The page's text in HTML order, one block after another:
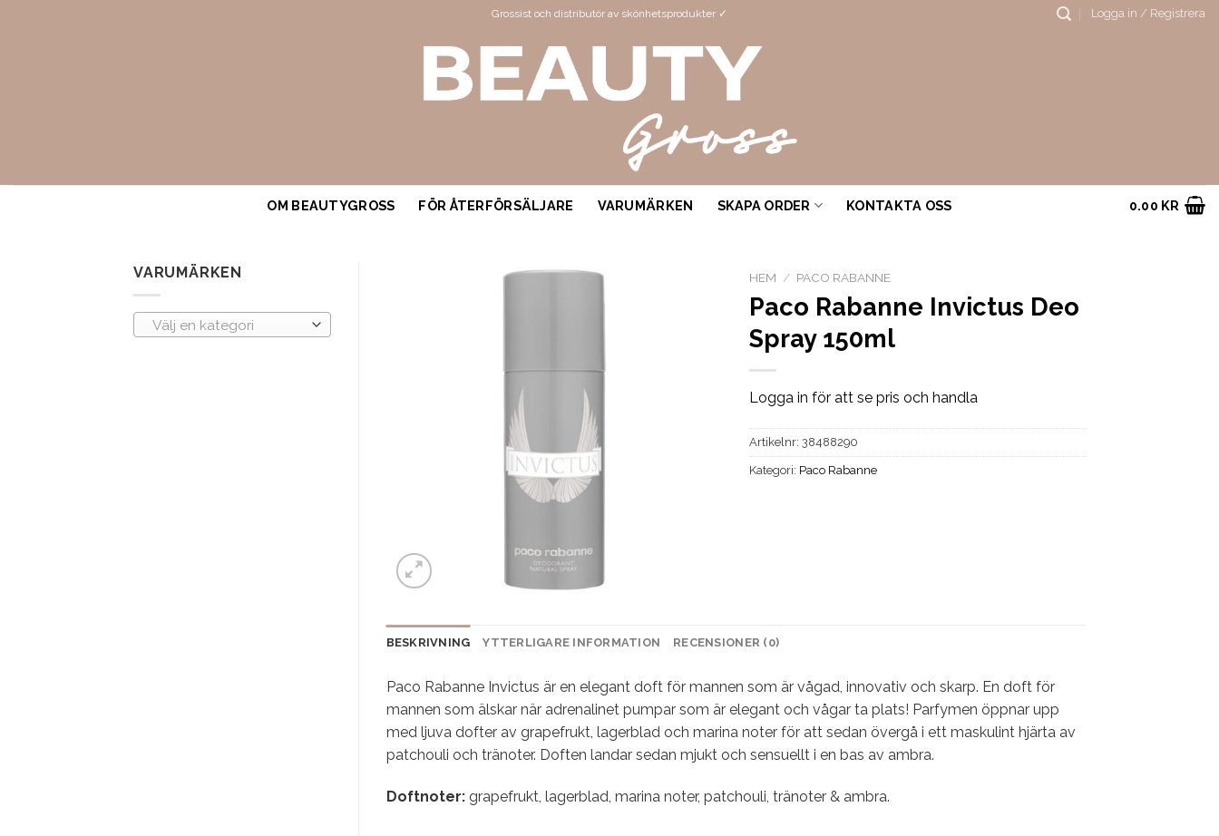
Grossist och distributör av skönhetsprodukter ✓ Logga in / Registrera
OM BEAUTYGROSS FÖR ÅTERFÖRSÄLJARE VARUMÄRKEN SKAPA ORDER KONTAKTA OSS 0.00 KR
VARUMÄRKEN
Välj en kategori
HEM / PACO RABANNE
Paco Rabanne Invictus Deo
Spray 150ml
Logga in för att se pris och handla
Artikelnr:38488290
Kategori: Paco Rabanne
BESKRIVNING YTTERLIGARE INFORMATION RECENSIONER (0)
Paco Rabanne Invictus är en elegant doft för mannen som är vågad, innovativ och skarp. En doft för
mannen som älskar när adrenalinet pumpar som är elegant och vågar ta plats! Parfymen öppnar upp
med ljuva dofter av grapefrukt, lagerblad och marina noter för att sedan övergå i ett maskulint hjärta av
patchouli och tränoter. Doften landar sedan mjukt och sensuellt i en bas av ambra.
Doftnoter:grapefrukt, lagerblad, marina noter, patchouli, tränoter & ambra.